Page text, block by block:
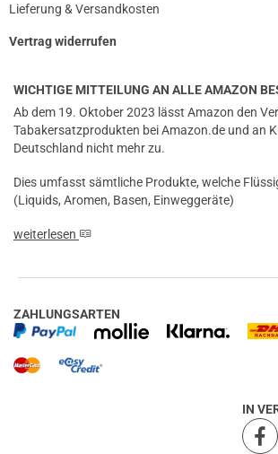
Lieferung & Versandkosten
Vertrag widerrufen
WICHTIGE MITTEILUNG AN ALLE AMAZON
Ab dem 19. Oktober 2023 lässt Amazon den
Tabakersatzprodukten bei Amazon.de und an
Deutschland nicht mehr zu.
Dies umfasst sämtliche Produkte, welche
(Liquids, Aromen, Basen, Einweggeräte)
weiterlesen
ZAHLUNGSARTEN
IN